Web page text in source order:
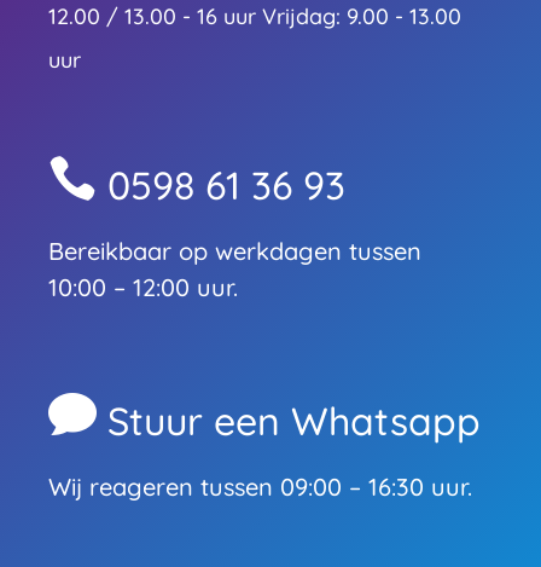
12.00 / 13.00 - 16 uur Vrijdag: 9.00 - 13.00
uur
 0598 61 36 93
Bereikbaar op werkdagen tussen
10:00 – 12:00 uur.
 Stuur een Whatsapp
Wij reageren tussen 09:00 – 16:30 uur.